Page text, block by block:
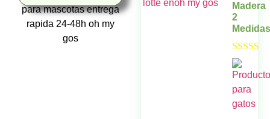
Madera
2
Medidas
Valorado
5.00
de 5